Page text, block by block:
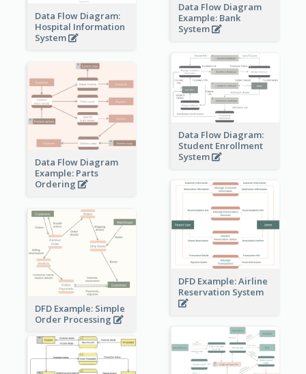
Data Flow Diagram:
Hospital Information
System
Data Flow Diagram
Example: Bank
System
Data Flow Diagram:
Student Enrollment
System
Data Flow Diagram
Example: Parts
Ordering
DFD Example: Airline
Reservation System
DFD Example: Simple
Order Processing